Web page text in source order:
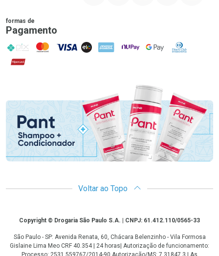
formas de
Pagamento
PIX MasterCard
VISA ELO AMEX NuPay Google PayDiners Club
Hipercard
Voltar ao Topo
CopyrightCopyright © Drogaria São Paulo S.A. | CNPJ: 61.412.110/0565-33
São Paulo - SP: Avenida Renata, 60, Chácara Belenzinho - Vila Formosa
Gislaine Lima Meo CRF 40.354 | 24 horas| Autorização de funcionamento: